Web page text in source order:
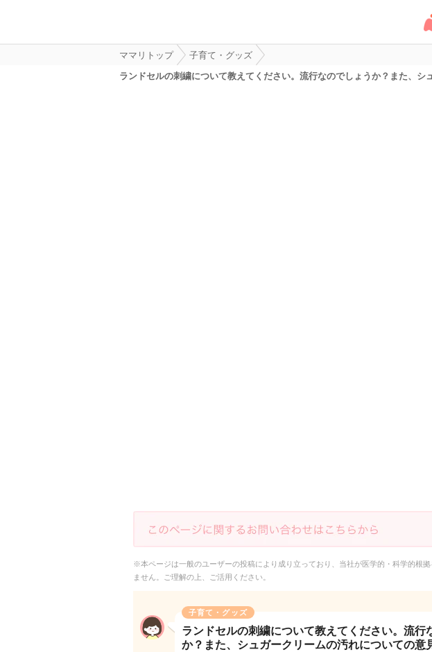
ママリトップ
子育て・グッズ
ランドセルの刺繍について教えてください。流行なのでしょうか？また、シ
※本ページは一般のユーザーの投稿により成り立っており、当社が医学的・科学的根拠
ません。ご理解の上、ご活用ください。
子育て・グッズ
ランドセルの刺繍について教えてください。流行
か？また、シュガークリームの汚れについての意